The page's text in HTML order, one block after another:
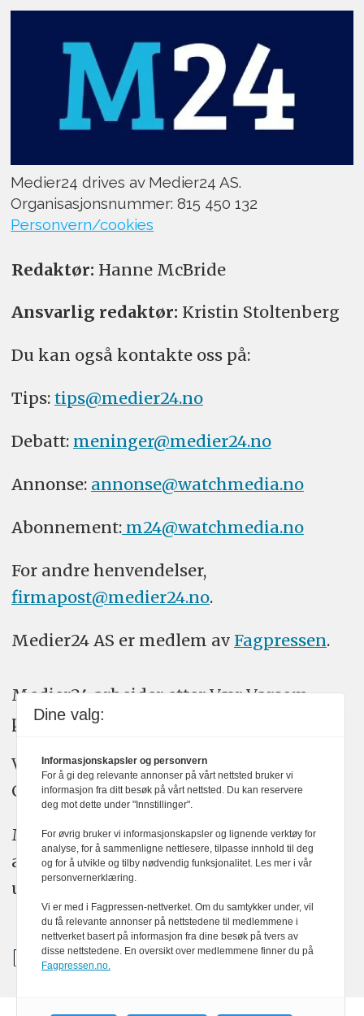
Medier24 drives av Medier24 AS.
Organisasjonsnummer: 815 450 132
Personvern/cookies
Redaktør: Hanne McBride
Ansvarlig redaktør: Kristin Stoltenberg
Du kan også kontakte oss på:
Tips: tips@medier24.no
Debatt: meninger@medier24.no
Annonse: annonse@watchmedia.no
Abonnement:m24@watchmedia.no
For andre henvendelser,
firmapost@medier24.no.
Medier24 AS er medlem av Fagpressen.
Medier24 arbeider etter Vær Varsom-
plakatens regler for god presseskikk.
Vi bruker KI-verktøy som ChatGPT,
Claude, og Gemini i journalistikken vår.
Medier24s redaksjon har alltid det fulle
ansvar for publisert innhold, med eller
uten bruk av kunstig intelligens.
Dine valg:
Informasjonskapsler og personvern
For å gi deg relevante annonser på vårt nettsted bruker vi
informasjon fra ditt besøk på vårt nettsted. Du kan reservere
deg mot dette under "Innstillinger".
For øvrig bruker vi informasjonskapsler og lignende verktøy for
analyse, for å sammenligne nettlesere, tilpasse innhold til deg
og for å utvikle og tilby nødvendig funksjonalitet. Les mer i vår
personvernerklæring.
Vi er med i Fagpressen-nettverket. Om du samtykker under, vil
du få relevante annonser på nettstedene til medlemmene i
nettverket basert på informasjon fra dine besøk på tvers av
disse nettstedene. En oversikt over medlemmene finner du på
Fagpressen.no.